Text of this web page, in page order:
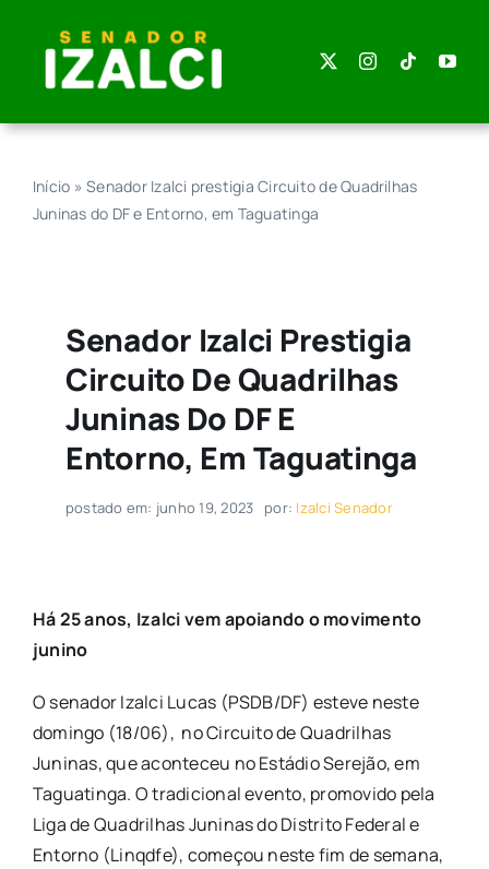
content
Início »Senador Izalci prestigia Circuito de Quadrilhas
Juninas do DF e Entorno, em Taguatinga
Senador Izalci Prestigia
Circuito De Quadrilhas
Juninas Do DF E
Entorno, Em Taguatinga
postado em: junho 19, 2023 por: Izalci Senador
Há 25 anos, Izalci vem apoiando o movimento
junino
O senador Izalci Lucas (PSDB/DF) esteve neste
domingo (18/06), no Circuito de Quadrilhas
Juninas, que aconteceu no Estádio Serejão, em
Taguatinga. O tradicional evento, promovido pela
Liga de Quadrilhas Juninas do Distrito Federal e
Entorno (Linqdfe), começou neste fim de semana,